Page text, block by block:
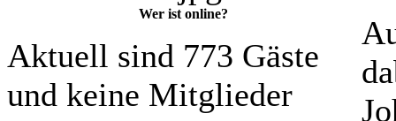
Wer ist online?
Aktuell sind 773 Gäste
und keine Mitglieder